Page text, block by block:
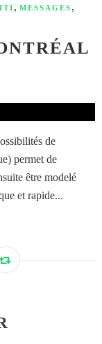
, MESSAGES ,
de
permet de
être modelé
et rapide...